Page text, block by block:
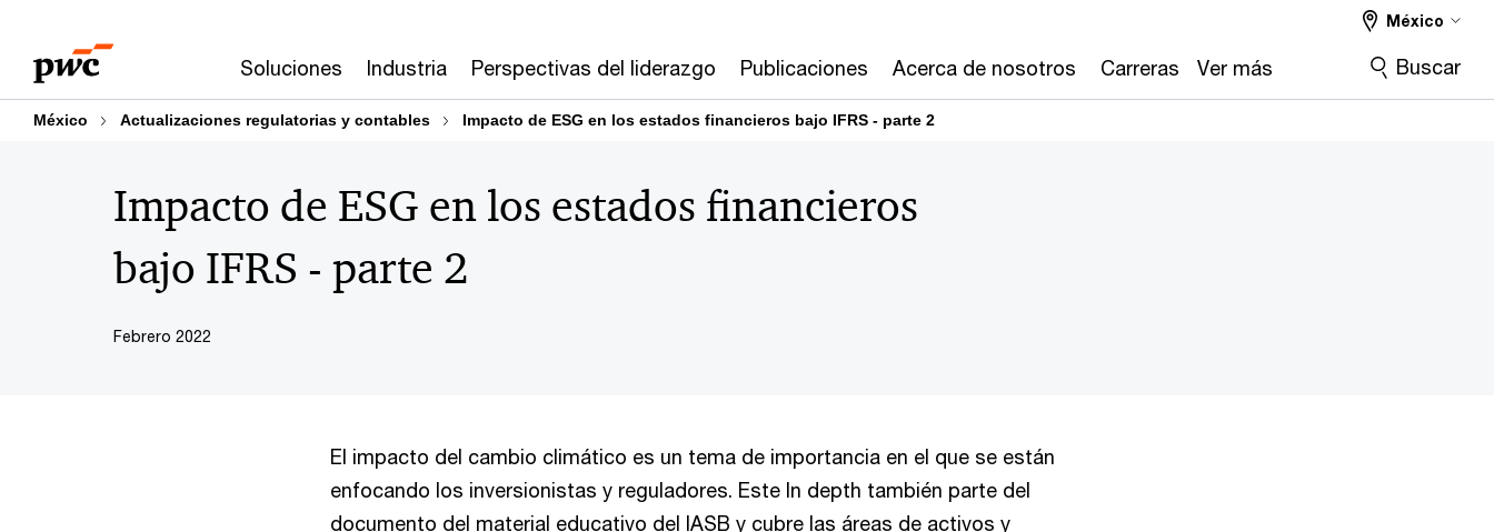
content
footer
Soluciones Industria Perspectivas del liderazgo Publicaciones Acerca de nosotros Carreras Ver más
México
Buscar
México Actualizaciones regulatorias y contables Impacto de ESG en los estados financieros bajo IFRS - parte 2
Impacto de ESG en los estados financieros
bajo IFRS - parte 2
Febrero 2022
El impacto del cambio climático es un tema de importancia en el que se están
enfocando los inversionistas y reguladores. Este In depth también parte del
documento del material educativo del IASB y cubre las áreas de activos y